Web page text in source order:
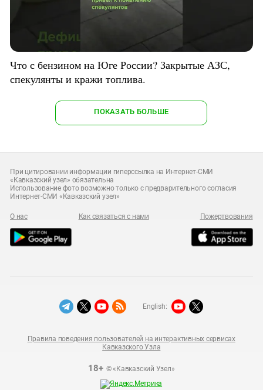
Что с бензином на Юге России? Закрытые АЗС,
спекулянты и кражи топлива.
ПОКАЗАТЬ БОЛЬШЕ
При цитировании информации гиперссылка на Интернет-СМИ
«Кавказский узел» обязательна
Использование фото возможно только с предварительного согласия
Интернет-СМИ «Кавказский узел»
О нас Как связаться с нами Пожертвования
18+© «Кавказский Узел»
Правила поведения пользователей на интерактивных сервисах
Кавказского Узла
English: